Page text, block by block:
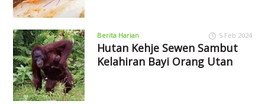
Berita Harian 5 Feb 2024
Hutan Kehje Sewen Sambut
Kelahiran Bayi Orang Utan